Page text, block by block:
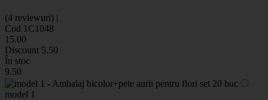
(4 reviewuri) |
Cod 1C1048
15.00
Discount 5.50
În stoc
9.50
model 1